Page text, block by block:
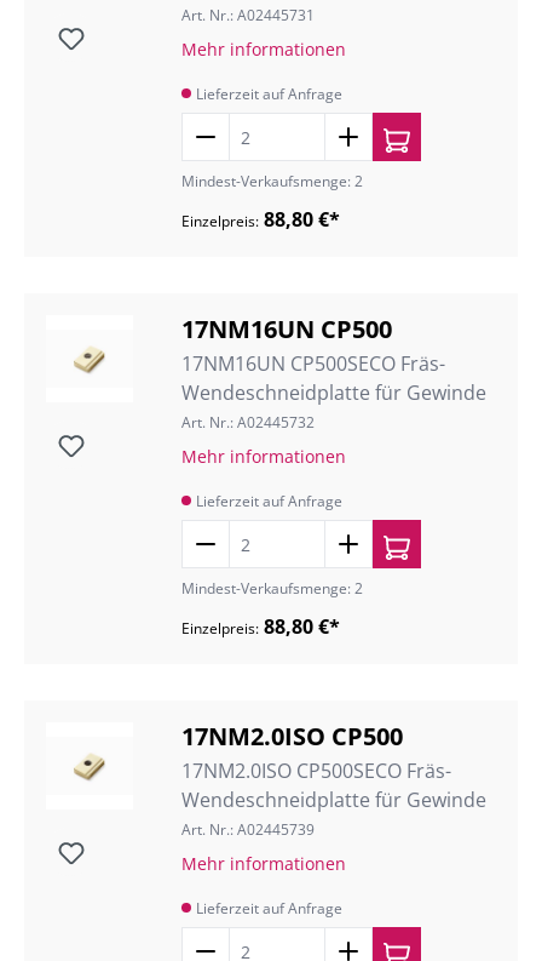
Art. Nr.: A02445731
Mehr informationen
Lieferzeit auf Anfrage
Mindest-Verkaufsmenge: 2
Einzelpreis: 88,80 €*
17NM16UN CP500
17NM16UN CP500SECO Fräs-
Wendeschneidplatte für Gewinde
Art. Nr.: A02445732
Mehr informationen
Lieferzeit auf Anfrage
Mindest-Verkaufsmenge: 2
Einzelpreis: 88,80 €*
17NM2.0ISO CP500
17NM2.0ISO CP500SECO Fräs-
Wendeschneidplatte für Gewinde
Art. Nr.: A02445739
Mehr informationen
Lieferzeit auf Anfrage